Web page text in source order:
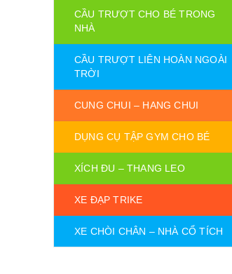
CẦU TRƯỢT CHO BÉ TRONG
NHÀ
CẦU TRƯỢT LIÊN HOÀN NGOÀI
TRỜI
CUNG CHUI – HANG CHUI
DỤNG CỤ TẬP GYM CHO BÉ
XÍCH ĐU – THANG LEO
XE ĐẠP TRIKE
XE CHÒI CHÂN – NHÀ CỔ TÍCH